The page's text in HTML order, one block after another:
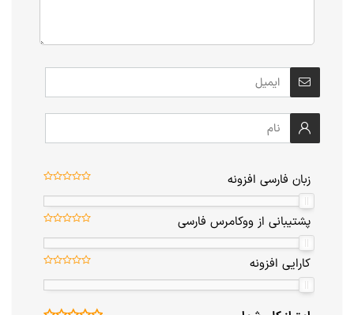
زبان فارسی افزونه
پشتیبانی از ووکامرس فارسی
کارایی افزونه